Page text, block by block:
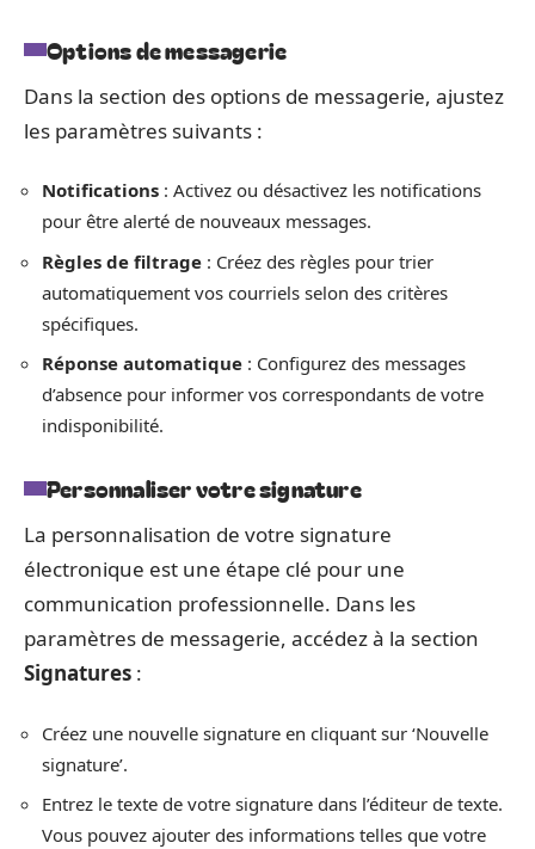
Options de messagerie
Dans la section des options de messagerie, ajustez
les paramètres suivants :
Notifications : Activez ou désactivez les notifications
pour être alerté de nouveaux messages.
Règles de filtrage : Créez des règles pour trier
automatiquement vos courriels selon des critères
spécifiques.
Réponse automatique : Configurez des messages
d’absence pour informer vos correspondants de votre
indisponibilité.
Personnaliser votre signature
La personnalisation de votre signature
électronique est une étape clé pour une
communication professionnelle. Dans les
paramètres de messagerie, accédez à la section
Signatures :
Créez une nouvelle signature en cliquant sur ‘Nouvelle
signature’.
Entrez le texte de votre signature dans l’éditeur de texte.
Vous pouvez ajouter des informations telles que votre